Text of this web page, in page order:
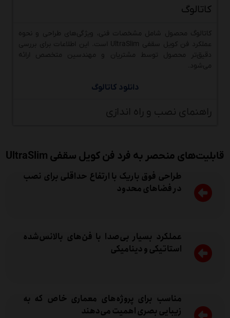
کاتالوگ
کاتالوگ محصول شامل مشخصات فنی، ویژگی‌های طراحی و نحوه
عملکرد فن کویل سقفی UltraSlim است. این اطلاعات برای بررسی
دقیق‌تر محصول توسط مشتریان و مهندسین متخصص ارائه
می‌شود.
دانلود کاتالوگ
راهنمای نصب و راه اندازی
قابلیت‌های منحصر به فرد فن کویل سقفی UltraSlim
طراحی فوق باریک با ارتفاع حداقلی برای نصب
در فضاهای محدود
عملکرد بسیار بی‌صدا با فن‌های بالانس‌شده
استاتیکی و دینامیکی
مناسب برای پروژه‌های معماری خاص که به
زیبایی بصری اهمیت می‌دهند